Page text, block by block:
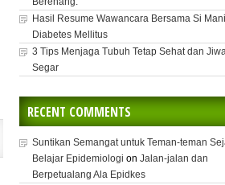
Hasil Resume Wawancara Bersama Si
Diabetes Mellitus
3 Tips Menjaga Tubuh Tetap Sehat dan
Segar
RECENT COMMENTS
Suntikan Semangat untuk Teman-teman
Belajar Epidemiologi on Jalan-jalan dan
Berpetualang Ala Epidkes